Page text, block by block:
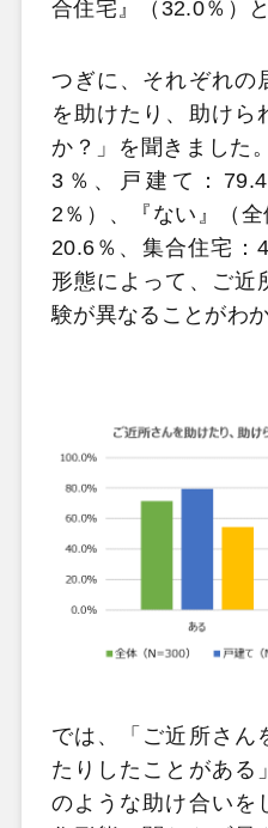
合住宅』（32.0％）
つぎに、それぞれの
を助けたり、助けら
か？」を聞きました
3％、戸建て：
2％）、『ない』（
20.6％、集合住宅：
形態によって、ご近
験が異なることがわ
では、「ご近所さん
たりしたことがある
のような助け合いを